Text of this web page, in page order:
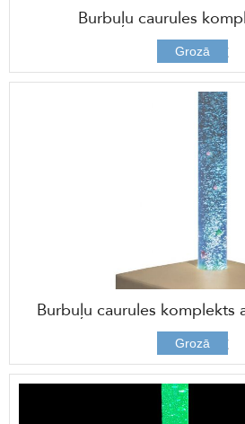
Burbuļu caurules
877,00 €
Grozā
Burbuļu caurules komplekts
779,00 €
Grozā